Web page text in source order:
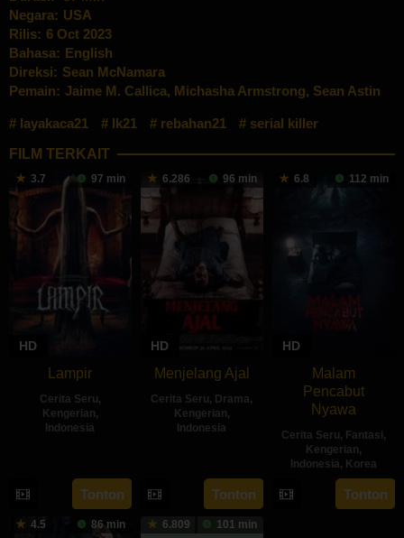
Negara: USA
Rilis: 6 Oct 2023
Bahasa: English
Direksi: Sean McNamara
Pemain: Jaime M. Callica, Michasha Armstrong, Sean Astin
layakaca21 lk21 rebahan21
serial killer
FILM TERKAIT
3.7 97 min
HD
Lampir
Cerita Seru,
Kengerian,
Indonesia
Feb
2024
Gulardi
Tonton
6.286 96 min
HD
Menjelang Ajal
Cerita Seru, Drama,
Kengerian,
Indonesia
Apr
2024
Daeng
Ratu
Tonton
6.8 112 min
HD
Malam
Pencabut
Nyawa
Cerita Seru, Fantasi,
Kengerian,
Indonesia, Korea
22
May
Sidharta
Tata
Tonton
4.5 86 min 6.809 101 min